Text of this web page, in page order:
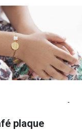
-
plaque